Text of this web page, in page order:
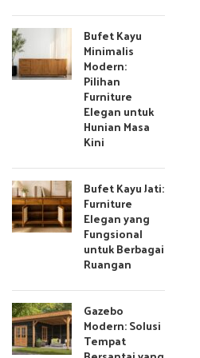
Bufet Kayu
Minimalis
Modern:
Pilihan
Furniture
Elegan untuk
Hunian Masa
Kini
Bufet Kayu Jati:
Furniture
Elegan yang
Fungsional
untuk Berbagai
Ruangan
Gazebo
Modern: Solusi
Tempat